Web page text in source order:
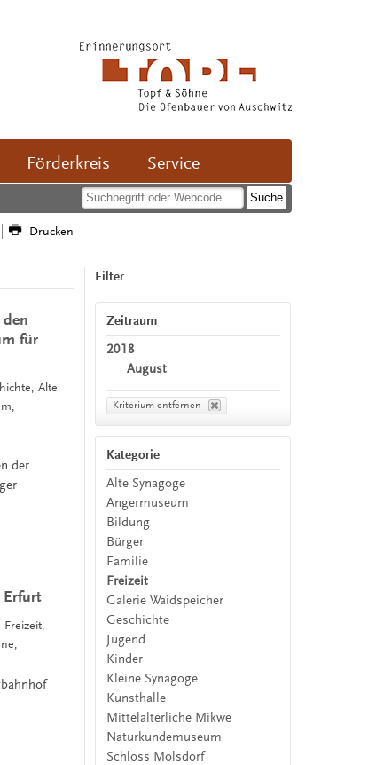
Förderkreis Service
Drucken
für
Alte
der
Erfurt
Freizeit,
Filter
Zeitraum
2018
August
Kriterium entfernen
Kategorie
Alte Synagoge
Angermuseum
Bildung
Bürger
Familie
Freizeit
Galerie Waidspeicher
Geschichte
Jugend
Kinder
Kleine Synagoge
Kunsthalle
Mittelalterliche Mikwe
Naturkundemuseum
Schloss Molsdorf